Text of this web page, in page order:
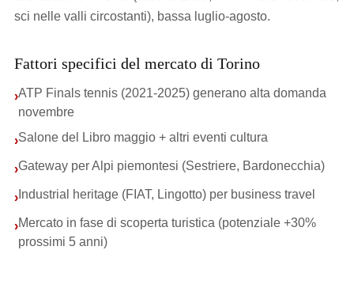
sci nelle valli circostanti), bassa luglio-agosto.
Fattori specifici del mercato di Torino
›ATP Finals tennis (2021-2025) generano alta domanda
novembre
›Salone del Libro maggio + altri eventi cultura
›Gateway per Alpi piemontesi (Sestriere, Bardonecchia)
›Industrial heritage (FIAT, Lingotto) per business travel
›Mercato in fase di scoperta turistica (potenziale +30%
prossimi 5 anni)